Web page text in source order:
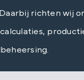
richten wij